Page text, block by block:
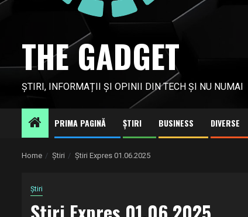
THE GADGET
ȘTIRI, INFORMAȚII ȘI OPINII DIN TECH ȘI NU NUMAI
PRIMA PAGINĂ ȘTIRI BUSINESS DIVERSE
Home Știri Știri Expres 01.06.2025
Știri